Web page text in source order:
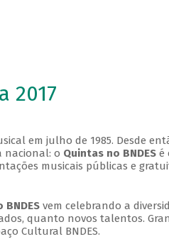
2017
em julho de 1985. Desde
nacional: o Quintas no BNDESé
musicais públicas e
vem celebrando a
quanto novos talentos.
Cultural BNDES.